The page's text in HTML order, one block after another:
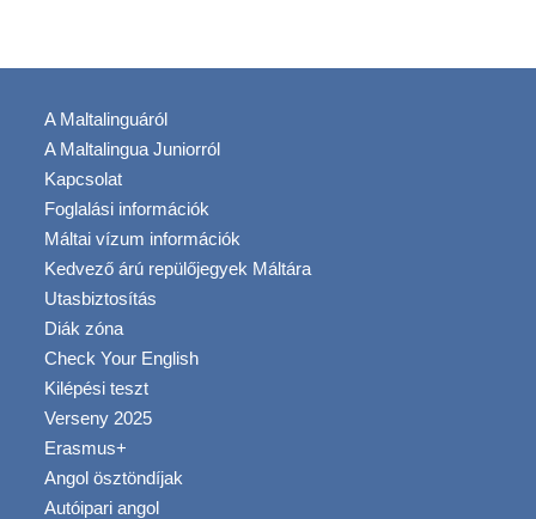
A Maltalinguáról
A Maltalingua Juniorról
Kapcsolat
Foglalási információk
Máltai vízum információk
Kedvező árú repülőjegyek Máltára
Utasbiztosítás
Diák zóna
Check Your English
Kilépési teszt
Verseny 2025
Erasmus+
Angol ösztöndíjak
Autóipari angol